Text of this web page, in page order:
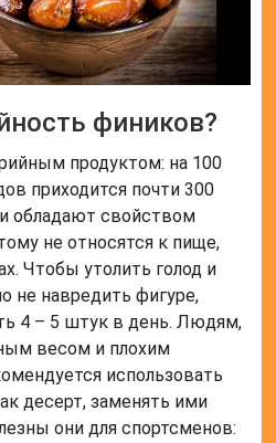
фиников?
продуктом: на 100
приходится почти 300
обладают свойством
не относятся к пище,
Чтобы утолить голод и
не навредить фигуре,
4 – 5 штук в день. Людям,
весом и плохим
использовать
десерт, заменять ими
они для спортсменов: